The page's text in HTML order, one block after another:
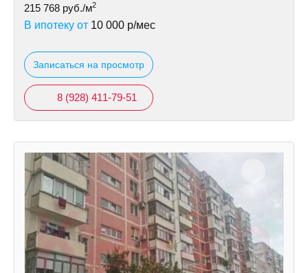
215 768 руб./м2
В ипотеку от 10 000 р/мес
Записаться на просмотр
8 (928) 411-79-51